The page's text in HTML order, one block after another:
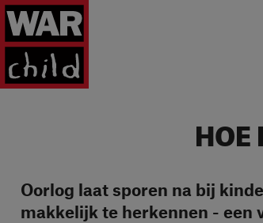
Ga naar homepage
HOE
Oorlog laat sporen na bij
makkelijk te herkennen - een